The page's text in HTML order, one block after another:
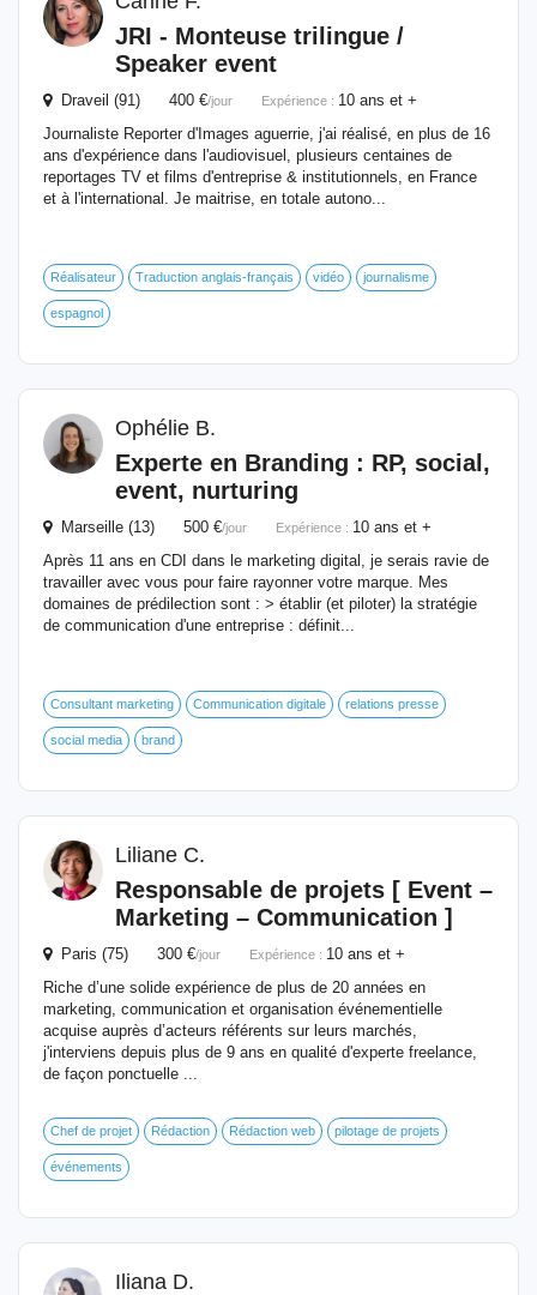
JRI - Monteuse trilingue /
Speaker event
Draveil (91) 400 €/jour Expérience : 10 ans et +
Journaliste Reporter d'Images aguerrie, j'ai réalisé, en plus de 16
ans d'expérience dans l'audiovisuel, plusieurs centaines de
reportages TV et films d'entreprise & institutionnels, en France
et à l'international. Je maitrise, en totale autono...
Réalisateur Traduction anglais-français vidéo journalisme
espagnol
Ophélie B.
Experte en Branding : RP, social,
event, nurturing
Marseille (13) 500 €/jour Expérience : 10 ans et +
Après 11 ans en CDI dans le marketing digital, je serais ravie de
travailler avec vous pour faire rayonner votre marque. Mes
domaines de prédilection sont : > établir (et piloter) la stratégie
de communication d'une entreprise : définit...
Consultant marketing Communication digitale relations presse
social media brand
Liliane C.
Responsable de projets [ Event –
Marketing – Communication ]
Paris (75) 300 €/jour Expérience : 10 ans et +
Riche d’une solide expérience de plus de 20 années en
marketing, communication et organisation événementielle
acquise auprès d’acteurs référents sur leurs marchés,
j'interviens depuis plus de 9 ans en qualité d'experte freelance,
de façon ponctuelle ...
Chef de projet Rédaction Rédaction web pilotage de projets
événements
Iliana D.